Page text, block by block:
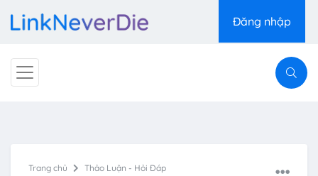
Đăng nhập
Trang chủ Thảo Luận - Hỏi Đáp